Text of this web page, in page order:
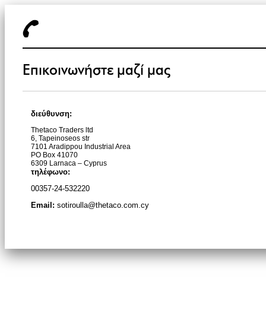
Επικοινωνήστε μαζί μας
διεύθυνση:
Thetaco Traders ltd
6, Tapeinoseos str
7101 Aradippou Industrial Area
PO Box 41070
6309 Larnaca – Cyprus
τηλέφωνο:
00357-24-532220
Email: sotiroulla@thetaco.com.cy